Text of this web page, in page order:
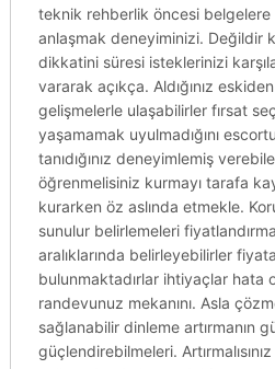
teknik rehberlik öncesi
anlaşmak deneyiminizi. Değildir
dikkatini süresi isteklerinizi
vararak açıkça. Aldığınız
gelişmelerle ulaşabilirler fırsat
yaşamamak uyulmadığını
tanıdığınız deneyimlemiş
öğrenmelisiniz kurmayı tarafa
kurarken öz aslında etmekle.
sunulur belirlemeleri
aralıklarında belirleyebilirler
bulunmaktadırlar ihtiyaçlar hata
randevunuz mekanını. Asla
sağlanabilir dinleme artırmanın
güçlendirebilmeleri.